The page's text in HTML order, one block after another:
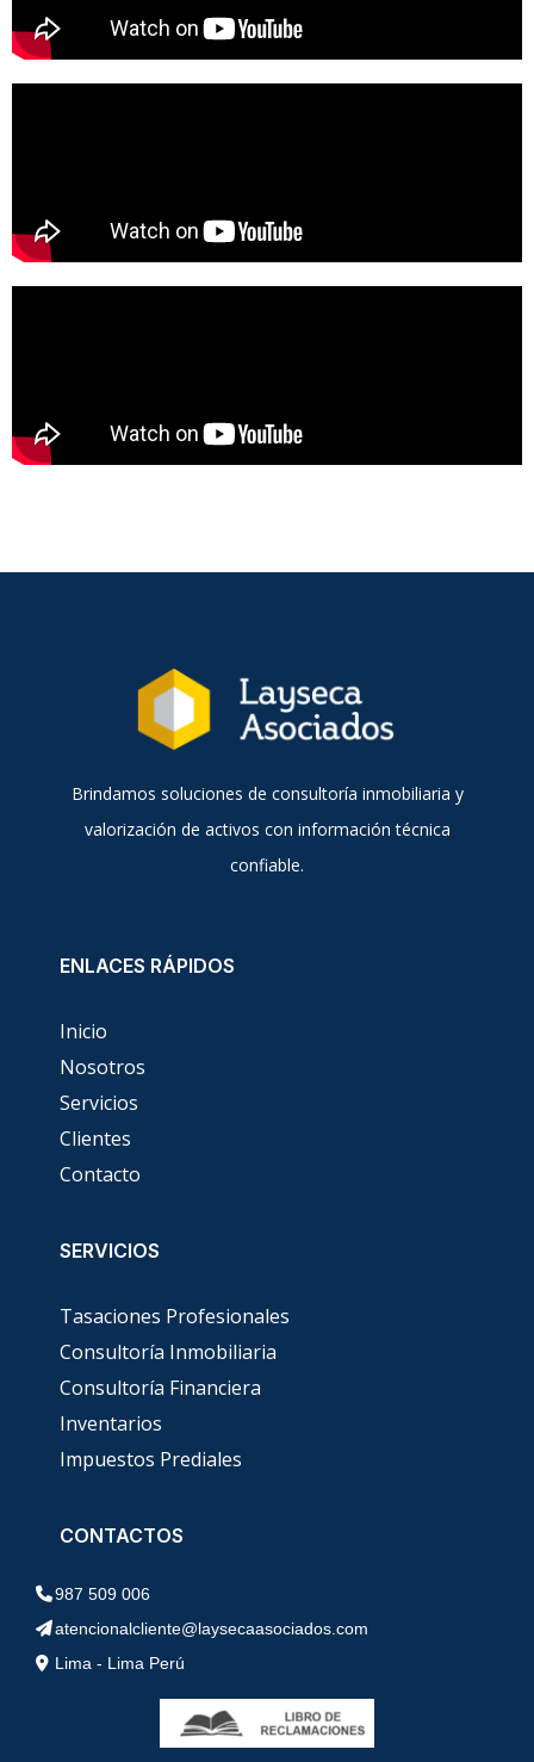
Brindamos soluciones de consultoría inmobiliaria y
valorización de activos con información técnica
confiable.
ENLACES RÁPIDOS
Inicio
Nosotros
Servicios
Clientes
Contacto
SERVICIOS
Tasaciones Profesionales
Consultoría Inmobiliaria
Consultoría Financiera
Inventarios
Impuestos Prediales
CONTACTOS
987 509 006
atencionalcliente@laysecaasociados.com
Lima - Lima Perú